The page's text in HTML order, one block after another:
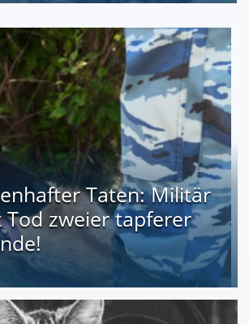
Taten: Militär
Tod zweier tapferer